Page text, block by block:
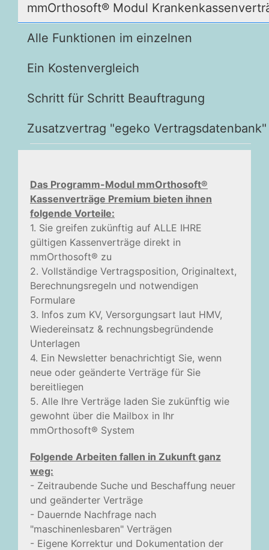
mmOrthosoft® Modul
Alle Funktionen im einzelnen
Ein Kostenvergleich
Schritt für Schritt Beauftragung
Zusatzvertrag "egeko Vertragsdatenbank"
Das Programm-Modul mmOrthosoft®
Kassenverträge Premium bieten ihnen
folgende Vorteile:
1. Sie greifen zukünftig auf ALLE IHRE
gültigen Kassenverträge direkt in
mmOrthosoft® zu
2. Vollständige Vertragsposition, Originaltext,
Berechnungsregeln und notwendigen
Formulare
3. Infos zum KV, Versorgungsart laut HMV,
Wiedereinsatz & rechnungsbegründende
Unterlagen
4. Ein Newsletter benachrichtigt Sie, wenn
neue oder geänderte Verträge für Sie
bereitliegen
5. Alle Ihre Verträge laden Sie zukünftig wie
gewohnt über die Mailbox in Ihr
mmOrthosoft® System
Folgende Arbeiten fallen in Zukunft ganz
weg:
- Zeitraubende Suche und Beschaffung neuer
und geänderter Verträge
- Dauernde Nachfrage nach
"maschinenlesbaren" Verträgen
- Eigene Korrektur und Dokumentation der